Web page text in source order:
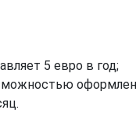
5 евро в год;